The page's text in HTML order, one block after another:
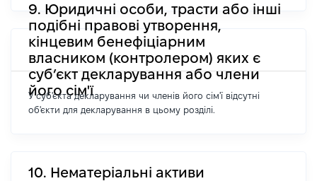
9. Юридичні особи, трасти або інші
подібні правові утворення,
кінцевим бенефіціарним
власником (контролером) яких є
суб’єкт декларування або члени
його сім'ї
У суб'єкта декларування чи членів його сім'ї відсутні
об'єкти для декларування в цьому розділі.
10. Нематеріальні активи